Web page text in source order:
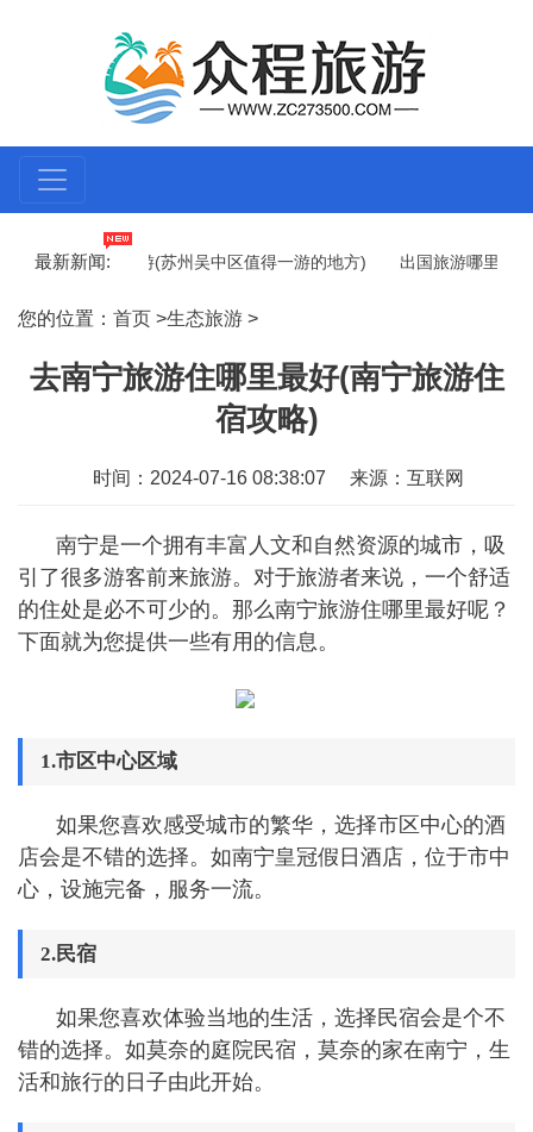
最新新闻:
苏州吴中哪里旅游(苏州吴中区值得一游的地方) 出国旅游哪里可以
里好) 在首尔哪里旅游最黑暗(首尔的黑暗旅游胜地之一)
您的位置： 首页 >生态旅游 >
去南宁旅游住哪里最好(南宁旅游住
宿攻略)
时间：2024-07-16 08:38:07 来源：互联网
南宁是一个拥有丰富人文和自然资源的城市，吸
引了很多游客前来旅游。对于旅游者来说，一个舒适
的住处是必不可少的。那么南宁旅游住哪里最好呢？
下面就为您提供一些有用的信息。
1.市区中心区域
如果您喜欢感受城市的繁华，选择市区中心的酒
店会是不错的选择。如南宁皇冠假日酒店，位于市中
心，设施完备，服务一流。
2.民宿
如果您喜欢体验当地的生活，选择民宿会是个不
错的选择。如莫奈的庭院民宿，莫奈的家在南宁，生
活和旅行的日子由此开始。